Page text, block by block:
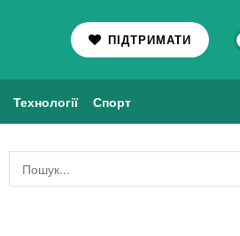
ПІДТРИМАТИ
Технології Спорт